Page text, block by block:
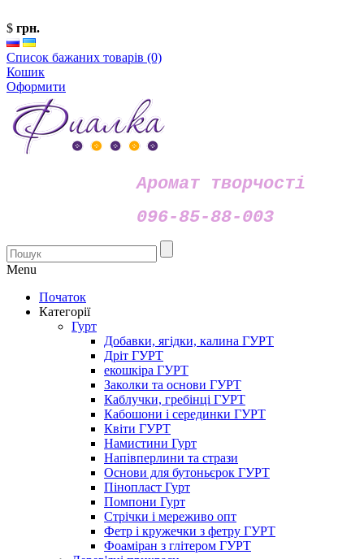
$ грн.
Список бажаних товарів (0)
Кошик
Оформити
Аромат творчості
096-85-88-003
Menu
Початок
Категорії
Гурт
Добавки, ягідки, калина ГУРТ
Дріт ГУРТ
екошкіра ГУРТ
Заколки та основи ГУРТ
Каблучки, гребінці ГУРТ
Кабошони і серединки ГУРТ
Квіти ГУРТ
Намистини Гурт
Напівперлини та стрази
Основи для бутоньєрок ГУРТ
Пінопласт Гурт
Помпони Гурт
Стрічки і мереживо опт
Фетр і кружечки з фетру ГУРТ
Фоаміран з глітером ГУРТ